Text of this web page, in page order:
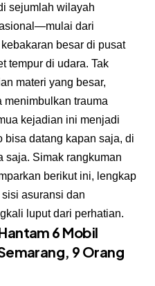
sejumlah wilayah
dari
besar di pusat
tempur di udara. Tak
materi yang besar,
menimbulkan trauma
kejadian ini menjadi
bisa datang kapan saja, di
saja. Simak rangkuman
berikut ini, lengkap
asuransi dan
luput dari perhatian.
6 Mobil
9 Orang